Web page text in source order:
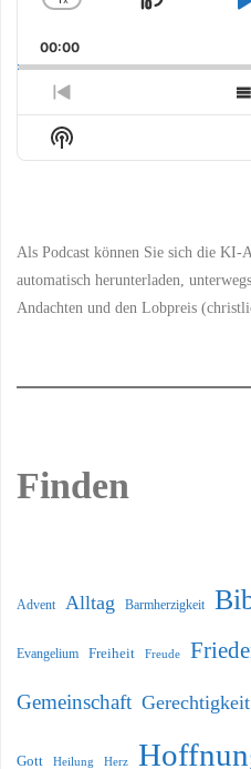
Change
Rate
Skip
00:00
Previous
Episode
Show
Podcast
Als Podcast können Sie sich die KI-
automatisch herunterladen,
Andachten und den Lobpreis
Finden
Advent Alltag Barmherzigkeit
Evangelium Freiheit Freude
Gemeinschaft Gerechtigkeit
Gott Heilung Herz